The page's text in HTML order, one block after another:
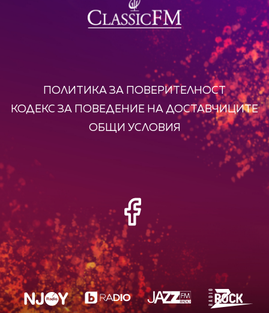
ПОЛИТИКА ЗА ПОВЕРИТЕЛНОСТ
КОДЕКС ЗА ПОВЕДЕНИЕ НА ДОСТАВЧИЦИТЕ
ОБЩИ УСЛОВИЯ